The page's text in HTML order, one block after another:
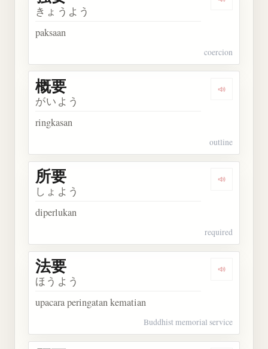
Dengarkan
きょうよう
paksaan
coercion
Dengarkan
概要
がいよう
ringkasan
outline
Dengarkan
所要
しょよう
diperlukan
required
Dengarkan
法要
ほうよう
upacara peringatan kematian
Buddhist memorial service